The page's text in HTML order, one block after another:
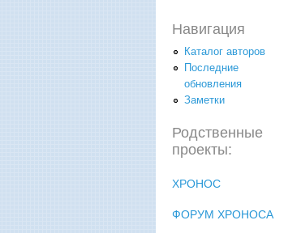
Навигация
Каталог авторов
Последние
обновления
Заметки
Родственные
проекты:
ХРОНОС
ФОРУМ ХРОНОСА